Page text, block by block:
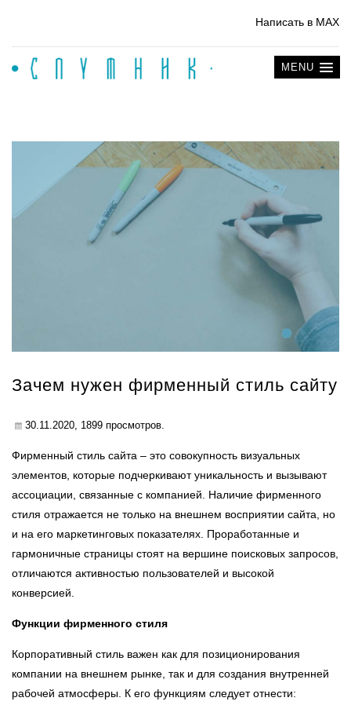
MENU
Написать в MAX
Зачем нужен фирменный стиль сайту
30.11.2020, 1899 просмотров.
Фирменный стиль сайта – это совокупность визуальных
элементов, которые подчеркивают уникальность и вызывают
ассоциации, связанные с компанией. Наличие фирменного
стиля отражается не только на внешнем восприятии сайта, но
и на его маркетинговых показателях. Проработанные и
гармоничные страницы стоят на вершине поисковых запросов,
отличаются активностью пользователей и высокой
конверсией.
Функции фирменного стиля
Корпоративный стиль важен как для позиционирования
компании на внешнем рынке, так и для создания внутренней
рабочей атмосферы. К его функциям следует отнести: